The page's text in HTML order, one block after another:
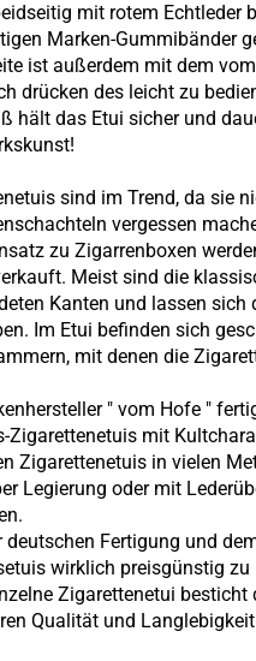
mit rotem Echtleder
Marken-Gummibänder
ist außerdem mit dem
drücken des leicht zu
hält das Etui sicher und
sind im Trend, da sie
vergessen
zu Zigarrenboxen
Meist sind die
Kanten und lassen
Im Etui befinden sich
mit denen die
" vom Hofe "
Zigarettenetuis mit
Zigarettenetuis in vielen
Legierung oder mit
deutschen Fertigung und
wirklich preisgünstig zu
Zigarettenetui besticht
Qualität und